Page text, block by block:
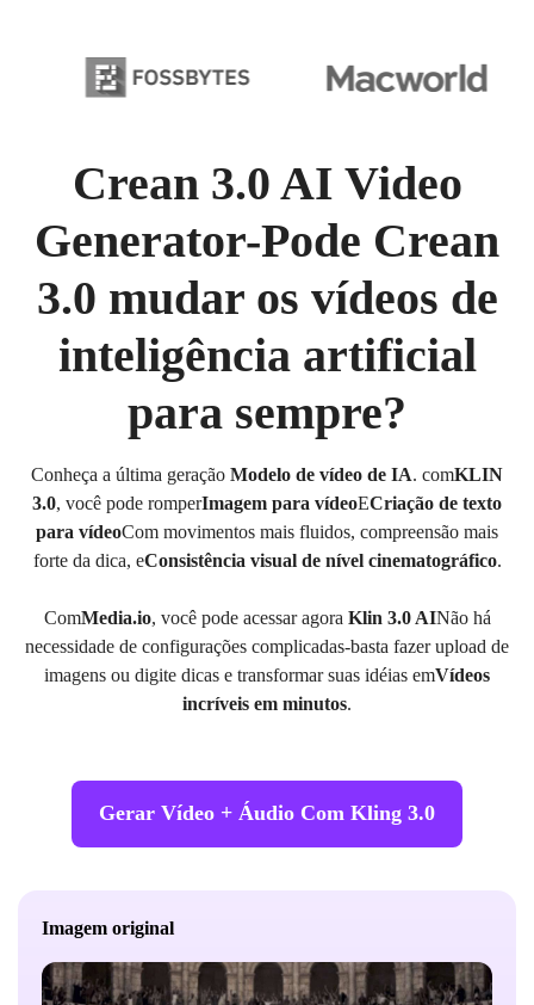
Crean 3.0 AI Video
Generator-Pode Crean
3.0 mudar os vídeos de
inteligência artificial
para sempre?
Conheça a última geração Modelo de vídeo de IA. comKLIN
3.0, você pode romperImagem para vídeoECriação de texto
para vídeoCom movimentos mais fluidos, compreensão mais
forte da dica, eConsistência visual de nível cinematográfico.
ComMedia.io, você pode acessar agora Klin 3.0 AINão há
necessidade de configurações complicadas-basta fazer upload de
imagens ou digite dicas e transformar suas idéias emVídeos
incríveis em minutos.
Gerar Vídeo + Áudio Com Kling 3.0
Imagem original